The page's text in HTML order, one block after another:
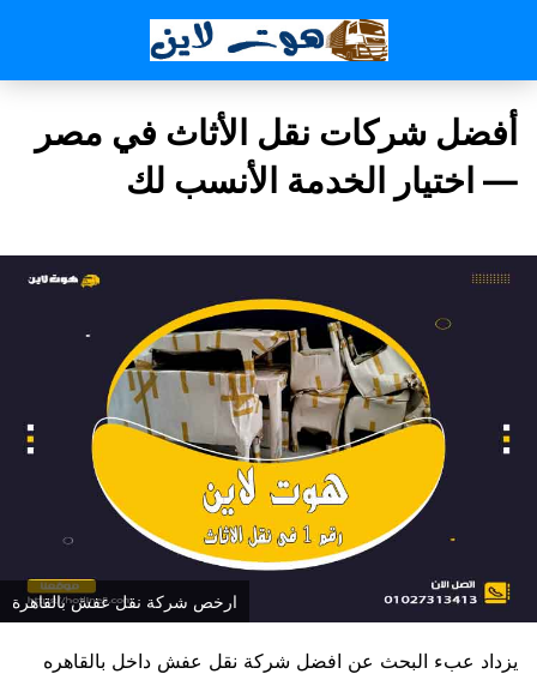
أفضل شركات نقل الأثاث في مصر
— اختيار الخدمة الأنسب لك
ارخص شركة نقل عفش بالقاهرة
يزداد عبء البحث عن افضل شركة نقل عفش داخل بالقاهره